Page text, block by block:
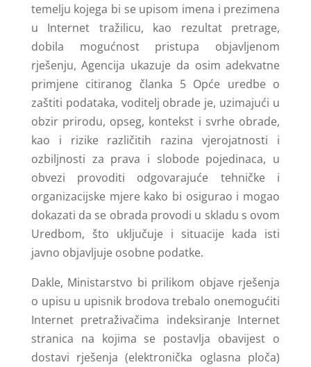
temelju kojega bi se upisom imena i prezimena
u Internet tražilicu, kao rezultat pretrage,
dobila mogućnost pristupa objavljenom
rješenju, Agencija ukazuje da osim adekvatne
primjene citiranog članka 5 Opće uredbe o
zaštiti podataka, voditelj obrade je, uzimajući u
obzir prirodu, opseg, kontekst i svrhe obrade,
kao i rizike različitih razina vjerojatnosti i
ozbiljnosti za prava i slobode pojedinaca, u
obvezi provoditi odgovarajuće tehničke i
organizacijske mjere kako bi osigurao i mogao
dokazati da se obrada provodi u skladu s ovom
Uredbom, što uključuje i situacije kada isti
javno objavljuje osobne podatke.
Dakle, Ministarstvo bi prilikom objave rješenja
o upisu u upisnik brodova trebalo onemogućiti
Internet pretraživačima indeksiranje Internet
stranica na kojima se postavlja obavijest o
dostavi rješenja (elektronička oglasna ploča)